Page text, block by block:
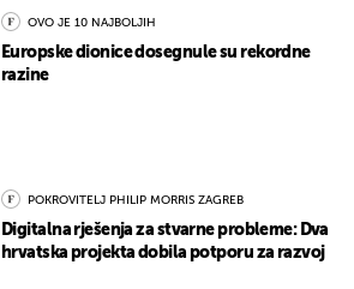
OVO JE 10 NAJBOLJIH
Europske dionice dosegnule su rekordne
razine
POKROVITELJ PHILIP MORRIS ZAGREB
Digitalna rješenja za stvarne probleme: Dva
hrvatska projekta dobila potporu za razvoj